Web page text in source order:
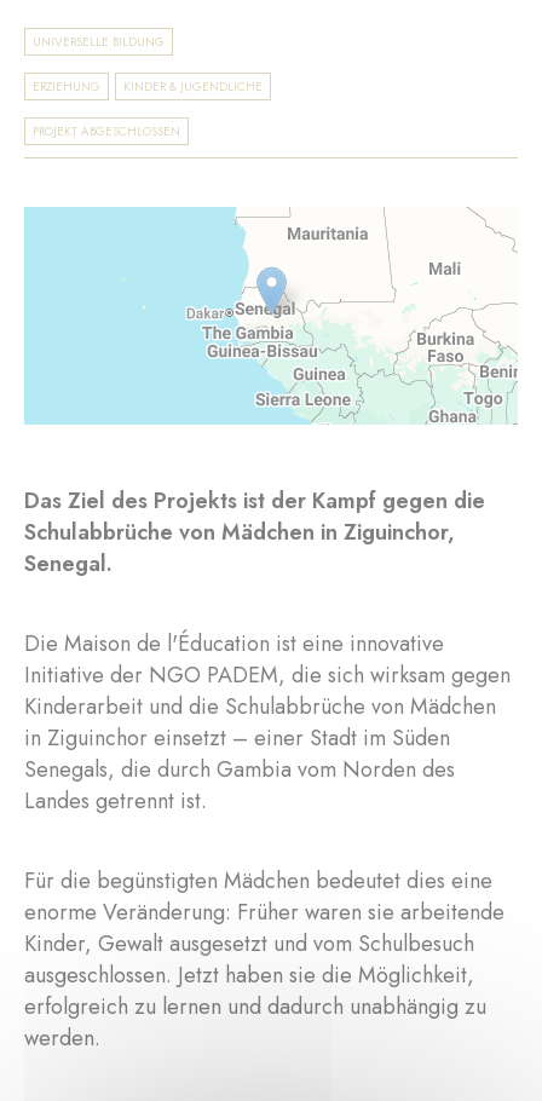
UNIVERSELLE BILDUNG
ERZIEHUNG KINDER & JUGENDLICHE
PROJEKT ABGESCHLOSSEN
Das Ziel des Projekts ist der Kampf gegen die
Schulabbrüche von Mädchen in Ziguinchor,
Senegal.
Die Maison de l'Éducation ist eine innovative
Initiative der NGO PADEM, die sich wirksam gegen
Kinderarbeit und die Schulabbrüche von Mädchen
in Ziguinchor einsetzt – einer Stadt im Süden
Senegals, die durch Gambia vom Norden des
Landes getrennt ist.
Für die begünstigten Mädchen bedeutet dies eine
enorme Veränderung: Früher waren sie arbeitende
Kinder, Gewalt ausgesetzt und vom Schulbesuch
ausgeschlossen. Jetzt haben sie die Möglichkeit,
erfolgreich zu lernen und dadurch unabhängig zu
werden.